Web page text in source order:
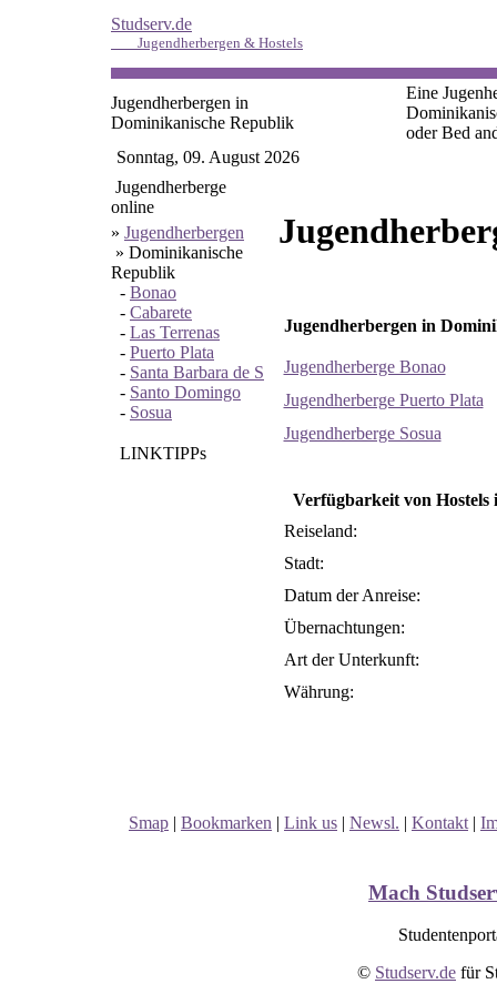
Studserv.de
Jugendherbergen & Hostels
Jugendherbergen in
Dominikanische Republik
Eine
oder Bed
Sonntag, 09. August 2026
Jugendherberge
online
» Jugendherbergen
» Dominikanische
Republik
- Bonao
- Cabarete
- Las Terrenas
- Puerto Plata
- Santa Barbara de S
- Santo Domingo
- Sosua
LINKTIPPs
Jugendherbergen in
Jugendherberge Bonao
Jugendherberge Puerto Plata
Jugendherberge Sosua
Verfügbarkeit von
Reiseland:
Stadt:
Datum der Anreise:
Übernachtungen:
Art der Unterkunft:
Währung:
Smap | Bookmarken | Link us | Newsl. | Kontakt |
Mach
© Studserv.de für